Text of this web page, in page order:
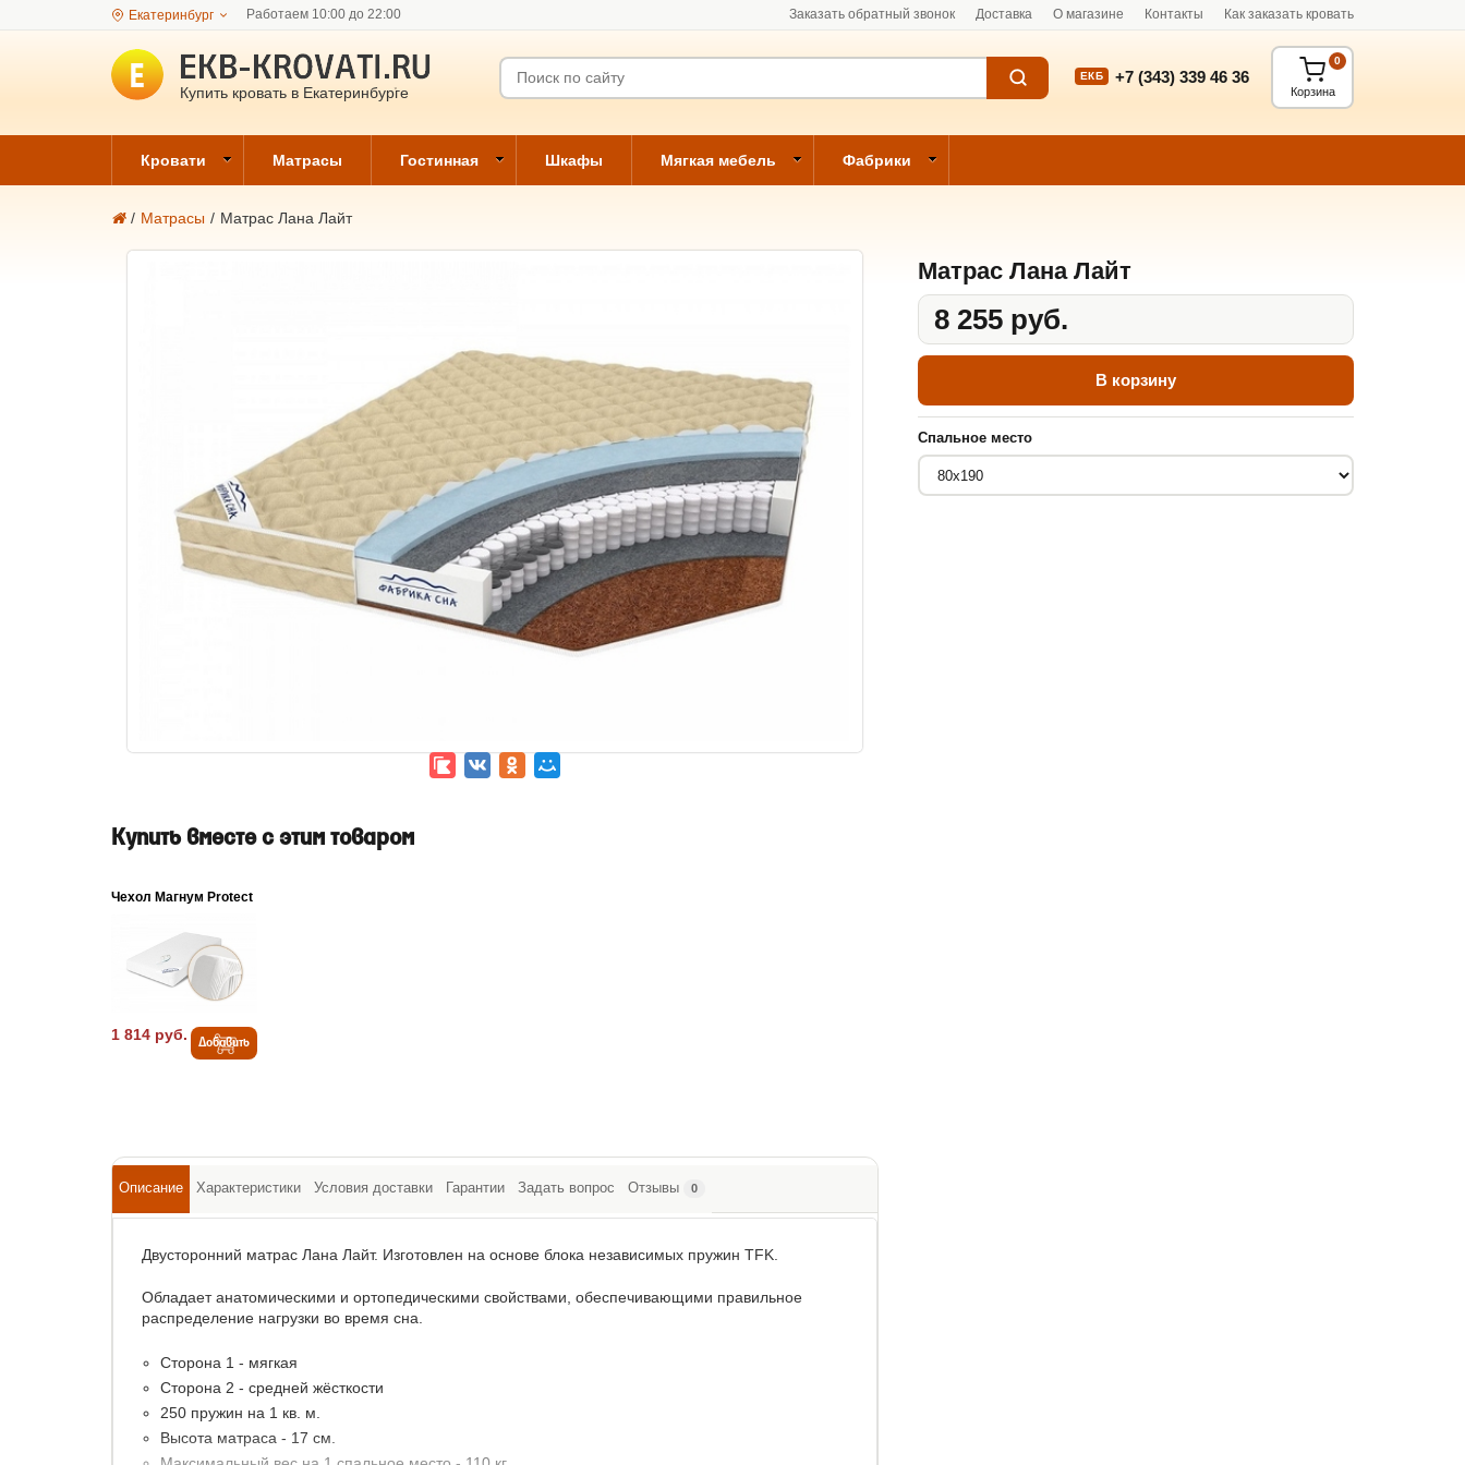
Екатеринбург Работаем 10:00 до 22:00 Заказать обратный звонок Доставка О магазине Контакты Как заказать кровать
Купить кровать в Екатеринбурге
ЕКБ +7 (343) 339 46 36
Корзина
0
Кровати Матрасы Гостинная Шкафы Мягкая мебель Фабрики
/ Матрасы / Матрас Лана Лайт
Матрас Лана Лайт
8 255 руб.
В корзину
Спальное место
Купить вместе с этим товаром
Чехол Магнум Protect
1 814 руб. Добавить
Описание Характеристики Условия доставки Гарантии Задать вопрос Отзывы 0
Двусторонний матрас Лана Лайт. Изготовлен на основе блока независимых пружин TFK.
Обладает анатомическими и ортопедическими свойствами, обеспечивающими правильное
распределение нагрузки во время сна.
Сторона 1 - мягкая
Сторона 2 - средней жёсткости
250 пружин на 1 кв. м.
Высота матраса - 17 см.